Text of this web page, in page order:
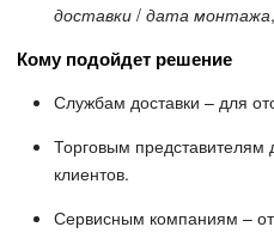
доставки / дата монтажа
Кому подойдет решение
Службам доставки – для
Торговым представителям
клиентов.
Сервисным компаниям –